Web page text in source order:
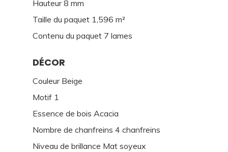
Hauteur 8 mm
Taille du paquet 1,596 m²
Contenu du paquet 7 lames
DÉCOR
Couleur Beige
Motif 1
Essence de bois Acacia
Nombre de chanfreins 4 chanfreins
Niveau de brillance Mat soyeux